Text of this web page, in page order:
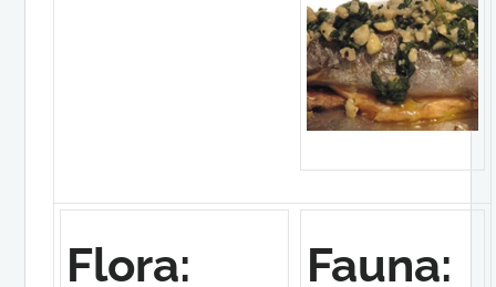
Flora: Fauna: